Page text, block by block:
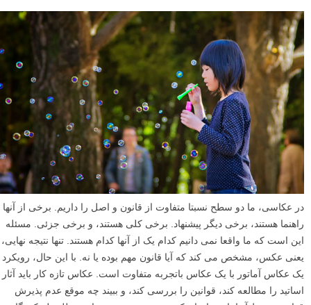
در عکاسی، ما دو سطح نسبتا متفاوت از قانون و اصل را داریم. برخی از آنها
راهنما هستند، برخی دیگر پیشنهاد. برخی کلی هستند، و برخی جزئی. مسئله
این است که ما واقعا نمی دانیم کدام یک از آنها کدام هستند. تنها نتیجه نهایی،
یعنی عکس، مشخص می کند که آیا قانون مهم بوده یا نه. با این حال، رویکرد
یک عکاس آماتور با یک عکاس باتجربه متفاوت است. عکاس تازه کار باید آثار
اساتید را مطالعه کند، قوانین را بررسی کند، و ببیند چه موقع عدم پذیرش